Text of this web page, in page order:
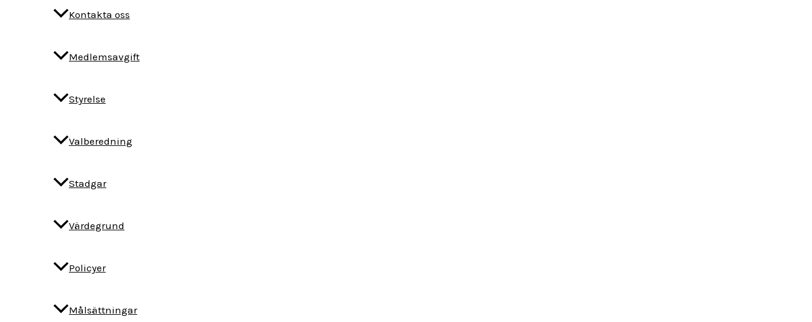
Kontakta oss
Medlemsavgift
Styrelse
Valberedning
Stadgar
Värdegrund
Policyer
Målsättningar